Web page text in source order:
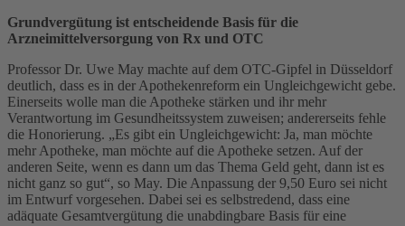
Grundvergütung ist entscheidende Basis für die
Arzneimittelversorgung von Rx und OTC
Professor Dr. Uwe May machte auf dem OTC-Gipfel in Düsseldorf
deutlich, dass es in der Apothekenreform ein Ungleichgewicht gebe.
Einerseits wolle man die Apotheke stärken und ihr mehr
Verantwortung im Gesundheitssystem zuweisen; andererseits fehle
die Honorierung. „Es gibt ein Ungleichgewicht: Ja, man möchte
mehr Apotheke, man möchte auf die Apotheke setzen. Auf der
anderen Seite, wenn es dann um das Thema Geld geht, dann ist es
nicht ganz so gut“, so May. Die Anpassung der 9,50 Euro sei nicht
im Entwurf vorgesehen. Dabei sei es selbstredend, dass eine
adäquate Gesamtvergütung die unabdingbare Basis für eine